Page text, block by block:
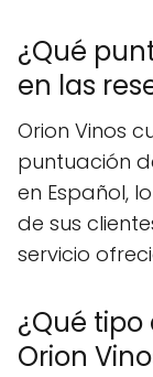
¿Qué
en las
Orion Vinos
puntuación
en Español,
de sus
servicio
¿Qué
Orion